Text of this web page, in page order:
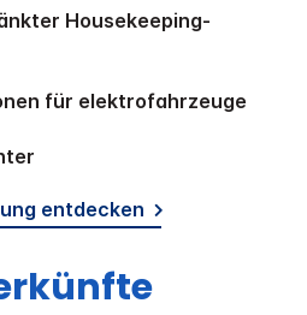
für elektrofahrzeuge
entdecken